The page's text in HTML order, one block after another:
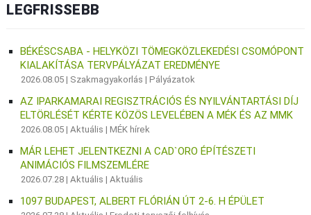
LEGFRISSEBB
BÉKÉSCSABA - HELYKÖZI TÖMEGKÖZLEKEDÉSI CSOMÓPONT
KIALAKÍTÁSA TERVPÁLYÁZAT EREDMÉNYE
2026.08.05 | Szakmagyakorlás |Pályázatok
AZ IPARKAMARAI REGISZTRÁCIÓS ÉS NYILVÁNTARTÁSI DÍJ
ELTÖRLÉSÉT KÉRTE KÖZÖS LEVELÉBEN A MÉK ÉS AZ MMK
2026.08.05 |Aktuális |MÉK hírek
MÁR LEHET JELENTKEZNI A CAD`ORO ÉPÍTÉSZETI
ANIMÁCIÓS FILMSZEMLÉRE
2026.07.28 |Aktuális |Aktuális
1097 BUDAPEST, ALBERT FLÓRIÁN ÚT 2-6. H ÉPÜLET